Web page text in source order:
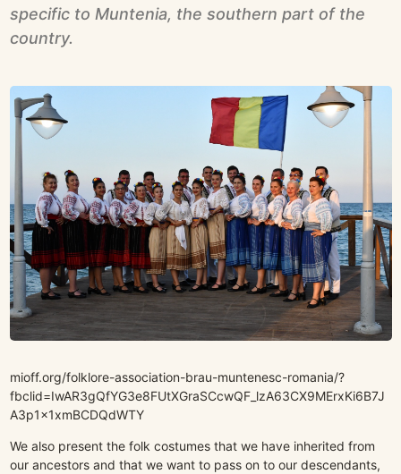
specific to Muntenia, the southern part of the
country.
mioff.org/folklore-association-brau-muntenesc-romania/?
fbclid=IwAR3gQfYG3e8FUtXGraSCcwQF_lzA63CX9MErxKi6B7J
A3p1x1xmBCDQdWTY
We also present the folk costumes that we have inherited from
our ancestors and that we want to pass on to our descendants,